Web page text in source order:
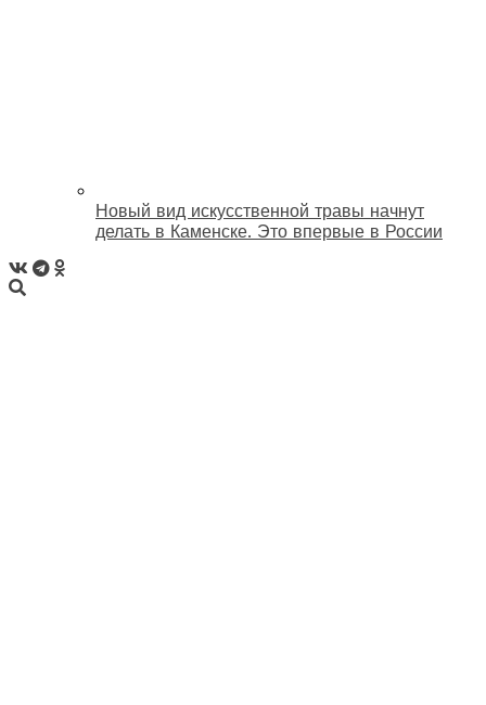
Новый вид искусственной травы начнут
делать в Каменске. Это впервые в России